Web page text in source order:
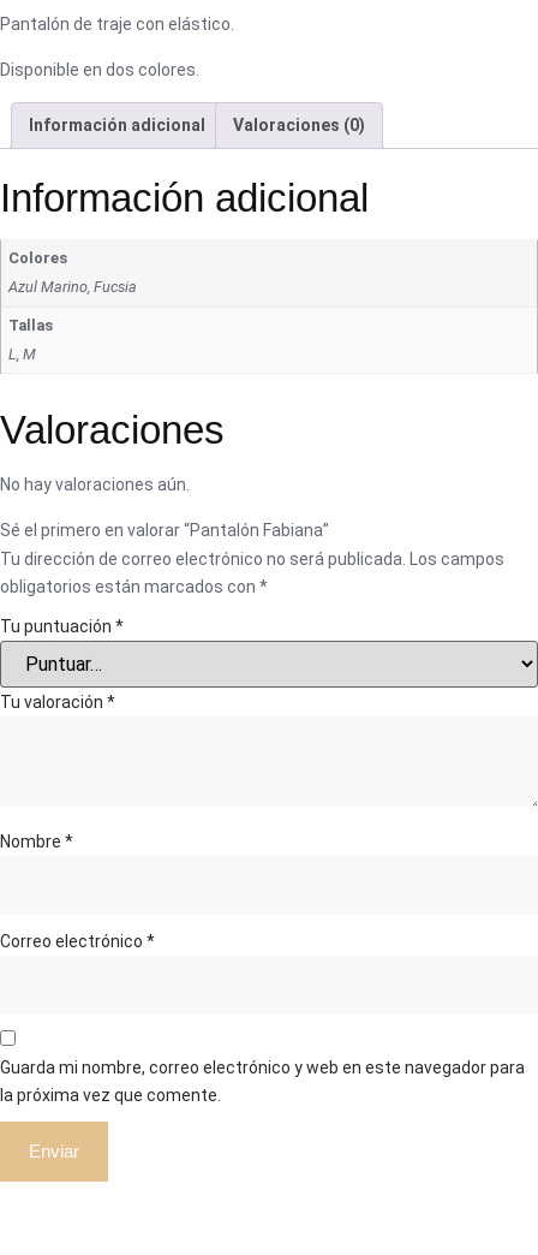
Pantalón de traje con elástico.
Disponible en dos colores.
Información adicional Valoraciones (0)
Información adicional
Colores
Azul Marino, Fucsia
Tallas
L, M
Valoraciones
No hay valoraciones aún.
Sé el primero en valorar “Pantalón Fabiana”
Tu dirección de correo electrónico no será publicada.
Los campos
obligatorios están marcados con *
Tu puntuación *
Tu valoración *
Nombre *
Correo electrónico *
Guarda mi nombre, correo electrónico y web en este navegador para
la próxima vez que comente.